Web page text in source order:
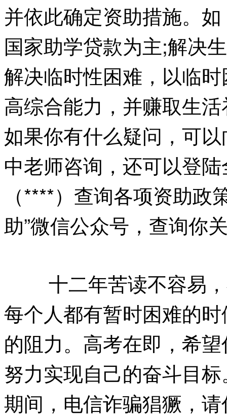
并依此确定资助措施。
国家助学贷款为主;解决
解决临时性困难，以临
高综合能力，并赚取生
如果你有什么疑问，可
中老师咨询，还可以登
（****）查询各项资助
助”微信公众号，查询你
十二年苦读不容易
每个人都有暂时困难的
的阻力。高考在即，希
努力实现自己的奋斗目
期间，电信诈骗猖獗，